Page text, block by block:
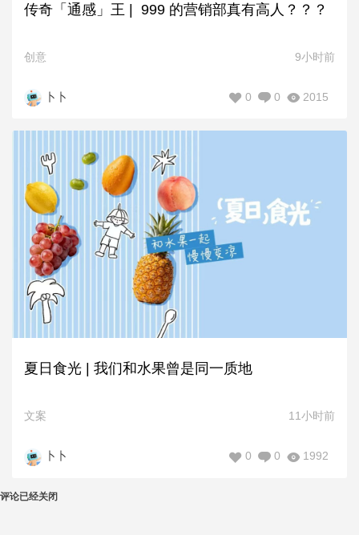
传奇「通感」王 | 999 的营销部真有高人？？？
创意 9小时前
卜卜 2015
0
0
夏日食光 | 我们和水果曾是同一质地
文案 11小时前
卜卜 1992
0
0
评论已经关闭